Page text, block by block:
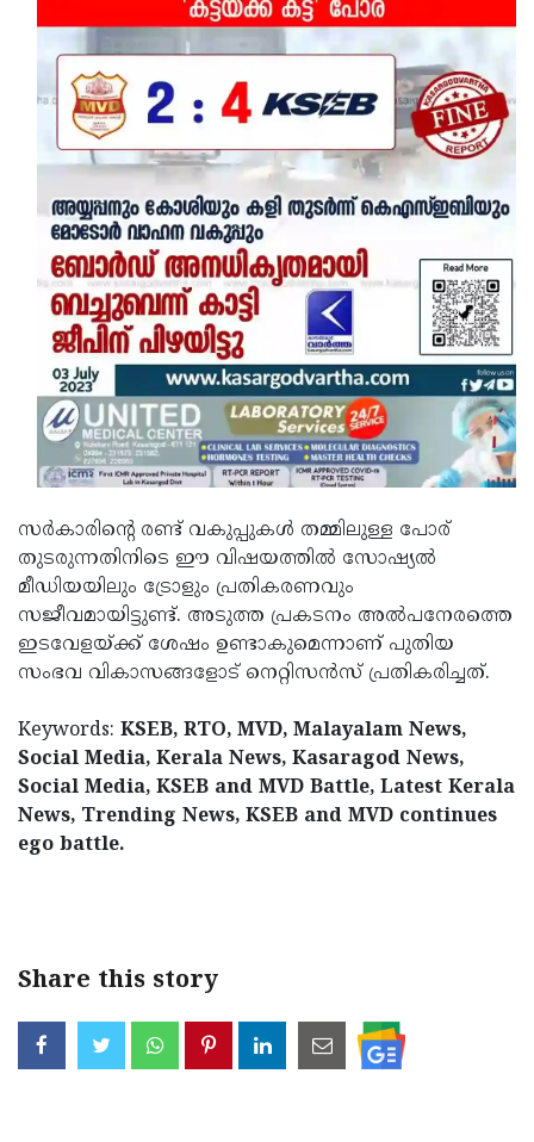
സര്‍കാരിന്റെ രണ്ട് വകുപ്പുകള്‍ തമ്മിലുള്ള പോര്
തുടരുന്നതിനിടെ ഈ വിഷയത്തില്‍ സോഷ്യല്‍
മീഡിയയിലും ട്രോളും പ്രതികരണവും
സജീവമായിട്ടുണ്ട്. അടുത്ത പ്രകടനം അല്‍പനേരത്തെ
ഇടവേളയ്ക്ക് ശേഷം ഉണ്ടാകുമെന്നാണ് പുതിയ
സംഭവ വികാസങ്ങളോട് നെറ്റിസന്‍സ് പ്രതികരിച്ചത്.
Keywords: KSEB, RTO, MVD, Malayalam News,
Social Media, Kerala News, Kasaragod News,
Social Media, KSEB and MVD Battle, Latest Kerala
News, Trending News, KSEB and MVD continues
ego battle.
Share this story